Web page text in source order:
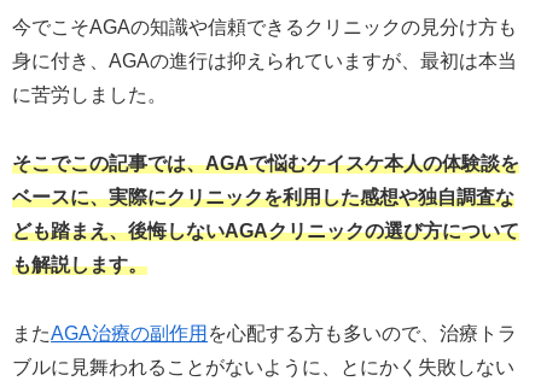
今でこそAGAの知識や信頼できるクリニックの見分け方も
身に付き、AGAの進行は抑えられていますが、最初は本当
に苦労しました。
そこでこの記事では、AGAで悩むケイスケ本人の体験談を
ベースに、実際にクリニックを利用した感想や独自調査な
ども踏まえ、後悔しないAGAクリニックの選び方について
も解説します。
またAGA治療の副作用 を心配する方も多いので、治療トラ
ブルに見舞われることがないように、とにかく失敗しない